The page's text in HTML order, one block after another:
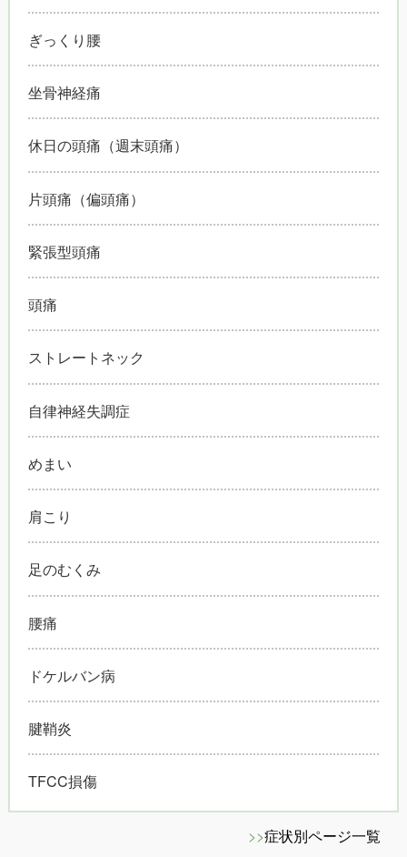
ぎっくり腰
坐骨神経痛
休日の頭痛（週末頭痛）
片頭痛（偏頭痛）
緊張型頭痛
頭痛
ストレートネック
自律神経失調症
めまい
肩こり
足のむくみ
腰痛
ドケルバン病
腱鞘炎
TFCC損傷
>>症状別ページ一覧